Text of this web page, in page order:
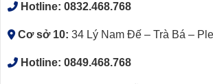
Hotline: 0832.468.768
Cơ sở 10: 34 Lý Nam Đế – Trà Bá –
Hotline: 0849.468.768